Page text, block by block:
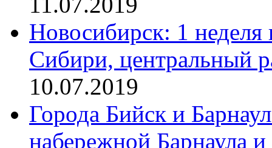
Новосибирск: 1
Сибири, центральный
10.07.2019
Города Бийск и
набережной Барнаула